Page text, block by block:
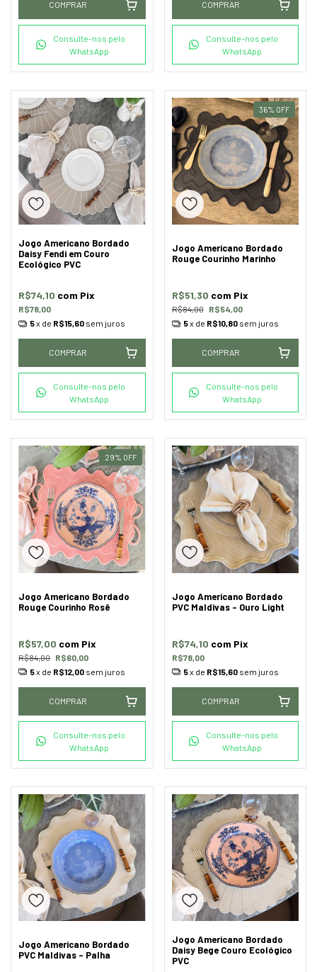
COMPRAR
Consulte-nos pelo
WhatsApp
COMPRAR
Consulte-nos pelo
WhatsApp
Jogo Americano Bordado
Daisy Fendi em Couro
Ecológico PVC
R$78,00
R$74,10 com Pix
5x de R$15,60 sem juros
COMPRAR
Consulte-nos pelo
WhatsApp
36% OFF
Jogo Americano Bordado
Rouge Courinho Marinho
R$84,00 R$54,00
R$51,30 com Pix
5x de R$10,80 sem juros
COMPRAR
Consulte-nos pelo
WhatsApp
29% OFF
Jogo Americano Bordado
Rouge Courinho Rosê
R$84,00 R$60,00
R$57,00 com Pix
5x de R$12,00 sem juros
COMPRAR
Consulte-nos pelo
WhatsApp
Jogo Americano Bordado
PVC Maldivas - Ouro Light
R$78,00
R$74,10 com Pix
5x de R$15,60 sem juros
COMPRAR
Consulte-nos pelo
WhatsApp
Jogo Americano Bordado
PVC Maldivas - Palha
Jogo Americano Bordado
Daisy Bege Couro Ecológico
PVC